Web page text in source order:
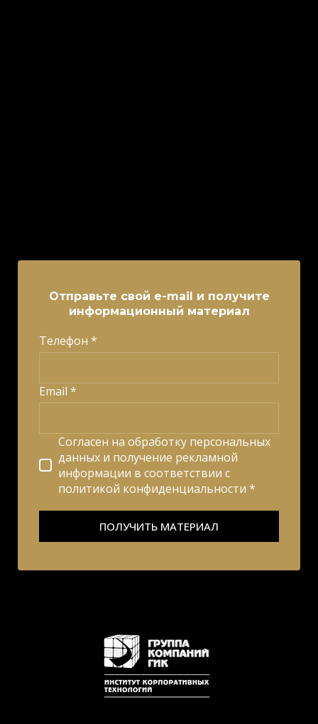
Отправьте свой e-mail и получите
информационный материал
Телефон *
Email *
Согласен на обработку персональных
данных и получение рекламной
информации в соответствии с
политикой конфиденциальности *
ПОЛУЧИТЬ МАТЕРИАЛ